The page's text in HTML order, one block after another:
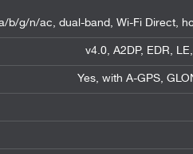
b/g/n/ac, dual-band, Wi-Fi Direct,
v4.0, A2DP, EDR,
Yes, with A-GPS,